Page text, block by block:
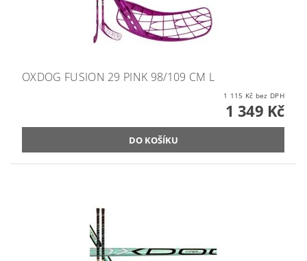
OXDOG FUSION 29 PINK 98/109 CM L
1 115 Kč bez DPH
1 349 Kč